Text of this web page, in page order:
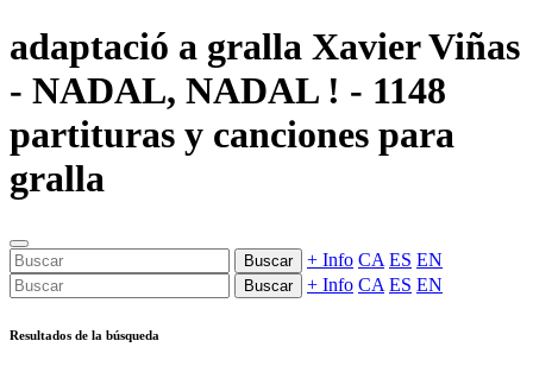
adaptació a gralla Xavier Viñas
- NADAL, NADAL ! - 1148
partituras y canciones para
gralla
Buscar + Info CA ES EN
Buscar + Info CA ES EN
Resultados de la búsqueda